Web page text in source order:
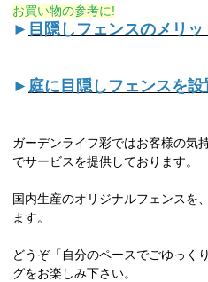
お買い物の参考に!
► 目隠しフェンスのメリ
► 庭に目隠しフェンスを設
ガーデンライフ彩ではお客様の気
でサービスを提供しております。
国内生産のオリジナルフェンスを
ます。
どうぞ「自分のペースでごゆっく
グをお楽しみ下さい。